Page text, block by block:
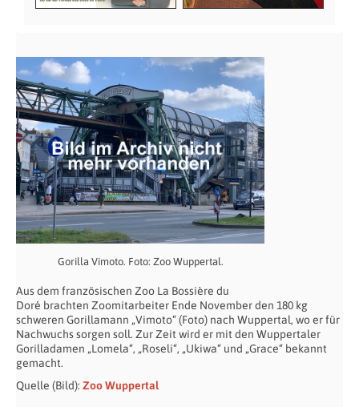
Gorilla Vimoto. Foto: Zoo Wuppertal.
Aus dem französischen Zoo La Bossière du
Doré brachten Zoomitarbeiter Ende November den 180 kg
schweren Gorillamann „Vimoto“ (Foto) nach Wuppertal, wo er für
Nachwuchs sorgen soll. Zur Zeit wird er mit den Wuppertaler
Gorilladamen „Lomela“, „Roseli“, „Ukiwa“ und „Grace“ bekannt
gemacht.
Quelle (Bild): Zoo Wuppertal